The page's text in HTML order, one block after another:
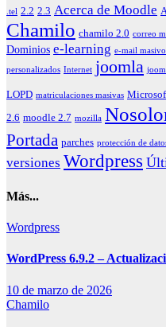
.tel 2.2 2.3 Acerca de Moodle
Chamilo chamilo 2.0 correo
Dominios e-learning e-mail masivo
personalizados Internet joomla
LOPD matriculaciones masivas
2.6 moodle 2.7 mozilla
Portada parches protección de
versiones Wordpress
Más...
Wordpress
WordPress 6.9.2 –
10 de marzo de 2026
Chamilo